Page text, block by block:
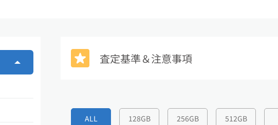
査定基準＆注意事項
ALL 128GB 256GB 512GB